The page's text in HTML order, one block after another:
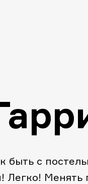
быть с
Менять